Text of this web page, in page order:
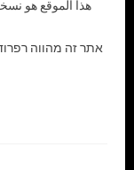
هذا الموقع هو
אתר זה מהווה